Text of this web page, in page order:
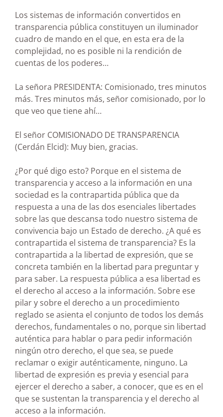
Los sistemas de información convertidos en
transparencia pública constituyen un iluminador
cuadro de mando en el que, en esta era de la
complejidad, no es posible ni la rendición de
cuentas de los poderes…
La señora PRESIDENTA: Comisionado, tres minutos
más. Tres minutos más, señor comisionado, por lo
que veo que tiene ahí…
El señor COMISIONADO DE TRANSPARENCIA
(Cerdán Elcid): Muy bien, gracias.
¿Por qué digo esto? Porque en el sistema de
transparencia y acceso a la información en una
sociedad es la contrapartida pública que da
respuesta a una de las dos esenciales libertades
sobre las que descansa todo nuestro sistema de
convivencia bajo un Estado de derecho. ¿A qué es
contrapartida el sistema de transparencia? Es la
contrapartida a la libertad de expresión, que se
concreta también en la libertad para preguntar y
para saber. La respuesta pública a esa libertad es
el derecho al acceso a la información. Sobre ese
pilar y sobre el derecho a un procedimiento
reglado se asienta el conjunto de todos los demás
derechos, fundamentales o no, porque sin libertad
auténtica para hablar o para pedir información
ningún otro derecho, el que sea, se puede
reclamar o exigir auténticamente, ninguno. La
libertad de expresión es previa y esencial para
ejercer el derecho a saber, a conocer, que es en el
que se sustentan la transparencia y el derecho al
acceso a la información.